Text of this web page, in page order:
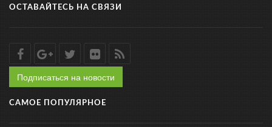
ОСТАВАЙТЕСЬ НА СВЯЗИ
Подписаться на новости
САМОЕ ПОПУЛЯРНОЕ